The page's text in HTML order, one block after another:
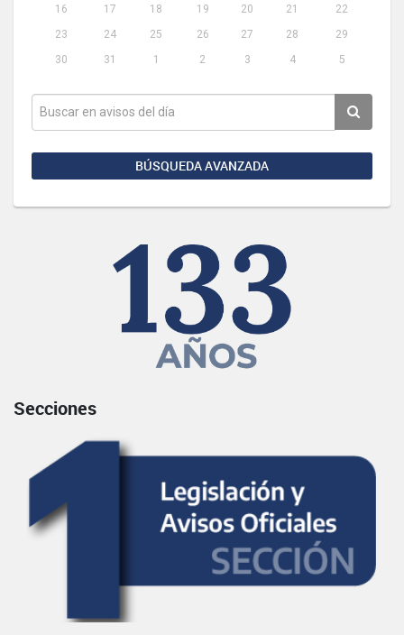
16
17 18 19 20 21
22
23
24 25 26 27 28
29
30
31 1 2 3 4 5
BÚSQUEDA AVANZADA
Secciones